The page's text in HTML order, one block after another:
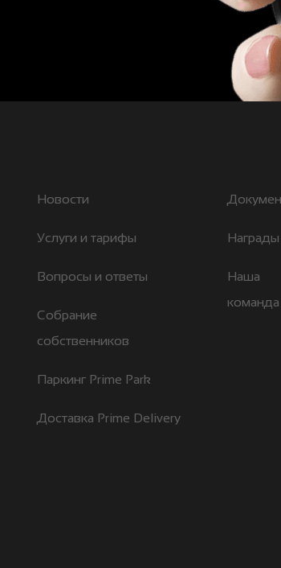
Новости
Услуги и тарифы
Вопросы и ответы
Собрание
собственников
Паркинг Prime Park
Доставка Prime Delivery
Награды
Наша
команда